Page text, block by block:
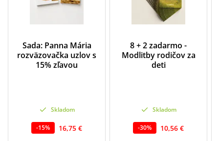
Sada: Panna Mária
rozväzovačka uzlov s
15% zľavou
Skladom
-15% 16,75 €
8 + 2 zadarmo -
Modlitby rodičov za
deti
Skladom
-30% 10,56 €